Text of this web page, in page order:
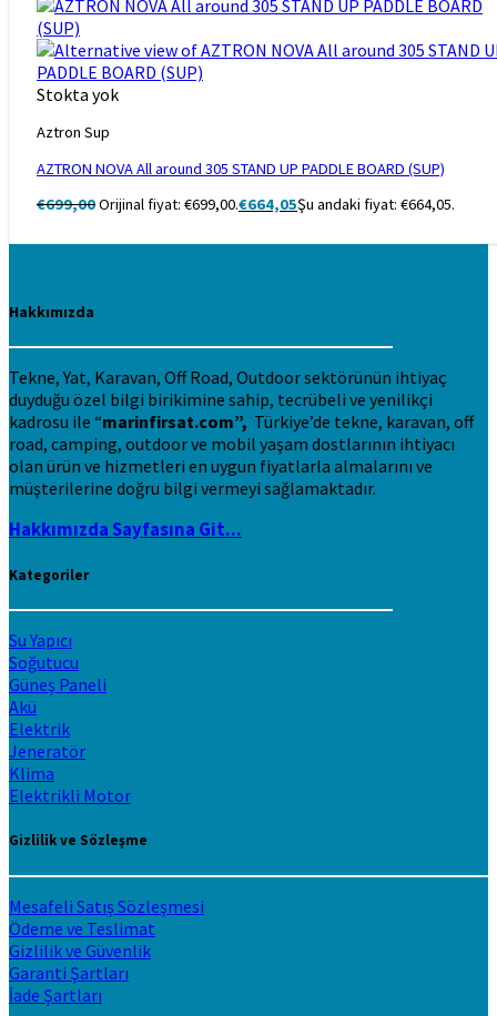
Stokta yok
Aztron Sup
AZTRON NOVA All around 305 STAND UP PADDLE BOARD (SUP)
€699,00Orijinal fiyat: €699,00.€664,05Şu andaki fiyat: €664,05.
Hakkımızda
Tekne, Yat, Karavan, Off Road, Outdoor sektörünün ihtiyaç
duyduğu özel bilgi birikimine sahip, tecrübeli ve yenilikçi
kadrosu ile “marinfirsat.com”, Türkiye’de tekne, karavan, off
road, camping, outdoor ve mobil yaşam dostlarının ihtiyacı
olan ürün ve hizmetleri en uygun fiyatlarla almalarını ve
müşterilerine doğru bilgi vermeyi sağlamaktadır.
Hakkımızda Sayfasına Git...
Kategoriler
Su Yapıcı
Soğutucu
Güneş Paneli
Akü
Elektrik
Jeneratör
Klima
Elektrikli Motor
Gizlilik ve Sözleşme
Mesafeli Satış Sözleşmesi
Ödeme ve Teslimat
Gizlilik ve Güvenlik
Garanti Şartları
İade Şartları